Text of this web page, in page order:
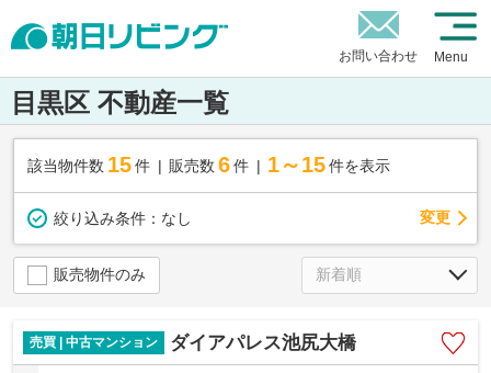
お問い合わせ Menu
目黒区 不動産一覧
該当物件数 15件 販売数 6 件 1～15 件を表示
絞り込み条件： なし 変更
販売物件のみ
売買 | 中古マンション ダイアパレス池尻大橋